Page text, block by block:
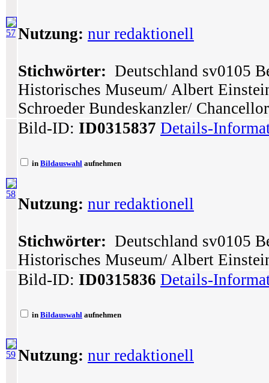
57 Nutzung: nur redaktionell
Stichwörter: Deutschland sv0105
Historisches Museum/ Albert
Schroeder Bundeskanzler/
58
Bild-ID: ID0315837 Details-
in Bildauswahl aufnehmen
Nutzung: nur redaktionell
Stichwörter: Deutschland sv0105
Historisches Museum/ Albert
59
Bild-ID: ID0315836 Details-
in Bildauswahl aufnehmen
Nutzung: nur redaktionell